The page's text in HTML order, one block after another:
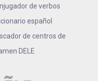
de verbos
español
de centros de
DELE